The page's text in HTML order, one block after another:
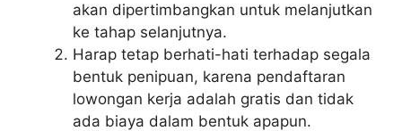
akan dipertimbangkan untuk melanjutkan
ke tahap selanjutnya.
Harap tetap berhati-hati terhadap segala
bentuk penipuan, karena pendaftaran
lowongan kerja adalah gratis dan tidak
ada biaya dalam bentuk apapun.